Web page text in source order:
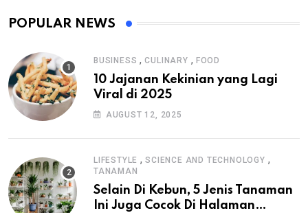
POPULAR NEWS
BUSINESS ,CULINARY , FOOD
10 Jajanan Kekinian yang Lagi
Viral di 2025
AUGUST 12, 2025
LIFESTYLE ,SCIENCE AND TECHNOLOGY ,
TANAMAN
Selain Di Kebun, 5 Jenis Tanaman
Ini Juga Cocok Di Halaman